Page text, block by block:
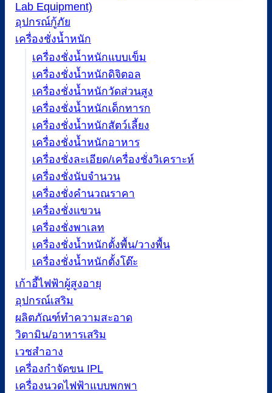
Lab Equipment)
อุปกรณ์กู้ภัย
เครื่องชั่งน้ำหนัก
เครื่องชั่งน้ำหนักแบบเข็ม
เครื่องชั่งน้ำหนักดิจิตอล
เครื่องชั่งน้ำหนักวัดส่วนสูง
เครื่องชั่งน้ำหนักเด็กทารก
เครื่องชั่งน้ำหนักสัตว์เลี้ยง
เครื่องชั่งน้ำหนักอาหาร
เครื่องชั่งละเอียด/เครื่องชั่งวิเคราะห์
เครื่องชั่งนับจำนวน
เครื่องชั่งคำนวณราคา
เครื่องชั่งแขวน
เครื่องชั่งพาเลท
เครื่องชั่งน้ำหนักตั้งพื้น/วางพื้น
เครื่องชั่งน้ำหนักตั้งโต๊ะ
เก้าอี้ไฟฟ้าผู้สูงอายุ
อุปกรณ์เสริม
ผลิตภัณฑ์ทำความสะอาด
วิตามิน/อาหารเสริม
เวชสำอาง
เครื่องกำจัดขน IPL
เครื่องนวดไฟฟ้าแบบพกพา